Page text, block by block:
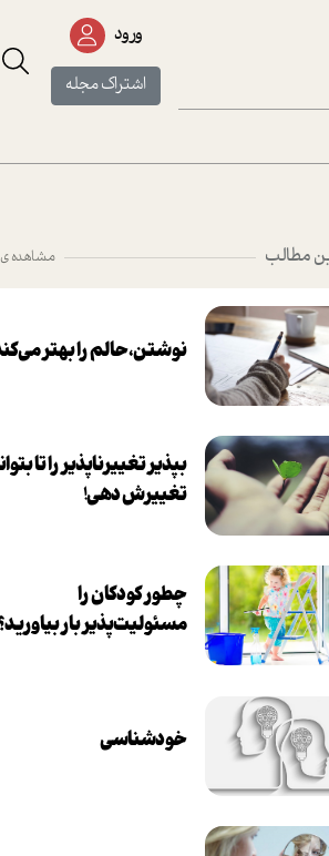
ورود
اشتراک مجله
مطالب مشاهده
نوشتن، حالم را بهتر
بپذير تغييرناپذير را تا
تغييرش دهي!‏
چطور کودکان را
مسئولیت‌پذیر بار
خودشناسی